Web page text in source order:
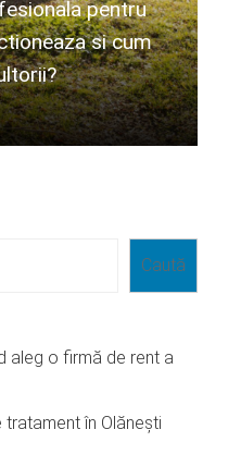
pentru
si cum
Caută
aleg o firmă de rent a
în Olănești